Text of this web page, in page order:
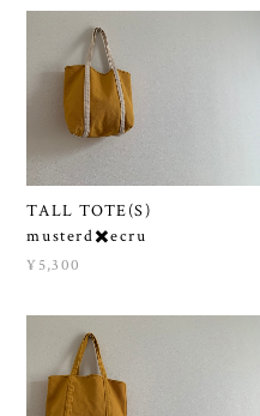
TALL TOTE(S)
musterd✖️ecru
¥5,300